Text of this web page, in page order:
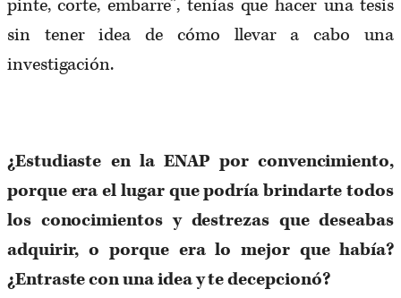
pinte, corte, embarre”, tenías que hacer una tesis
sin tener idea de cómo llevar a cabo una
investigación.
¿Estudiaste en la ENAP por convencimiento,
porque era el lugar que podría brindarte todos
los conocimientos y destrezas que deseabas
adquirir, o porque era lo mejor que había?
¿Entraste con una idea y te decepcionó?